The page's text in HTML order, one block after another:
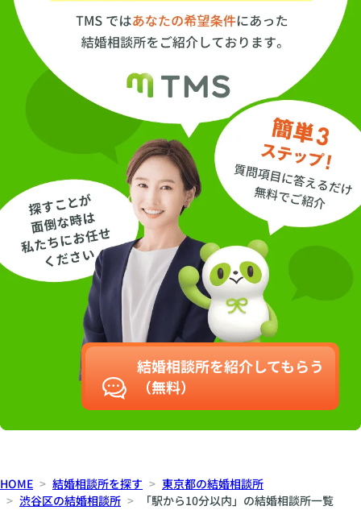
結婚相談所を紹介してもらう
（無料）
HOME 結婚相談所を探す
東京都の結婚相談所
渋谷区の結婚相談所
「駅から10分以内」の結婚相談所一覧